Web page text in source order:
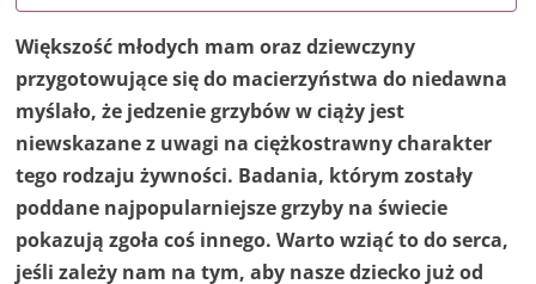
Większość młodych mam oraz dziewczyny
przygotowujące się do macierzyństwa do niedawna
myślało, że jedzenie grzybów w ciąży jest
niewskazane z uwagi na ciężkostrawny charakter
tego rodzaju żywności. Badania, którym zostały
poddane najpopularniejsze grzyby na świecie
pokazują zgoła coś innego. Warto wziąć to do serca,
jeśli zależy nam na tym, aby nasze dziecko już od